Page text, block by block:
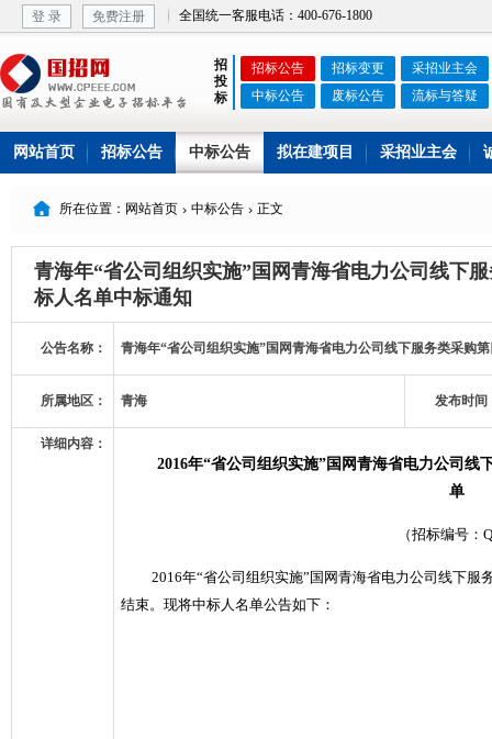
登 录 免费注册 全国统一客服电话：400-676-1800
招
投
标
招标公告 招标变更
采招业主会
中标公告
废标公告 流标与答疑
网站首页 招标公告 中标公告 拟在建项目 采招业主会
 所在位置：网站首页  中标公告  正文
青海年“省公司组织实施”国网青海省电力公司线下
标人名单中标通知
公告名称： 青海年“省公司组织实施”国网青海省电力公司线下服务类采购
所属地区： 青海 发布时间
详细内容：
2016年“省公司组织实施”国网青海省电力公司线
单
（招标编号：
2016年“省公司组织实施”国网青海省电力公司线下服
结束。现将中标人名单公告如下：